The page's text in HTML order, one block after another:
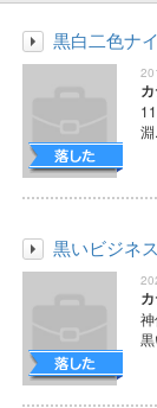
黒白二色ナ
淵
黒いビジネ